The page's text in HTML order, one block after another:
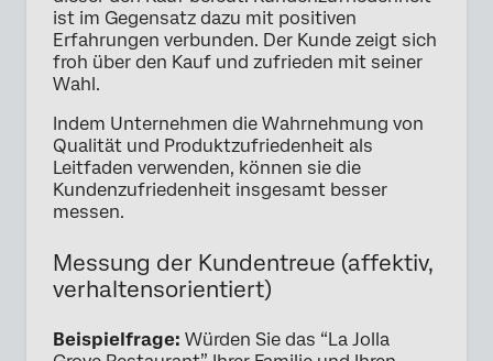
ist im Gegensatz dazu mit positiven
Erfahrungen verbunden. Der Kunde zeigt sich
froh über den Kauf und zufrieden mit seiner
Wahl.
Indem Unternehmen die Wahrnehmung von
Qualität und Produktzufriedenheit als
Leitfaden verwenden, können sie die
Kundenzufriedenheit insgesamt besser
messen.
Messung der Kundentreue (affektiv,
verhaltensorientiert)
Beispielfrage: Würden Sie das “La Jolla